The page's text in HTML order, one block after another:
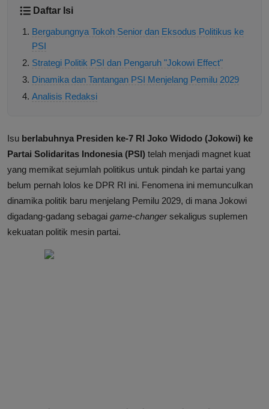
Daftar Isi
Bergabungnya Tokoh Senior dan Eksodus Politikus ke
PSI
Strategi Politik PSI dan Pengaruh "Jokowi Effect"
Dinamika dan Tantangan PSI Menjelang Pemilu 2029
Analisis Redaksi
Isu berlabuhnya Presiden ke-7 RI Joko Widodo (Jokowi) ke
Partai Solidaritas Indonesia (PSI) telah menjadi magnet kuat
yang memikat sejumlah politikus untuk pindah ke partai yang
belum pernah lolos ke DPR RI ini. Fenomena ini memunculkan
dinamika politik baru menjelang Pemilu 2029, di mana Jokowi
digadang-gadang sebagai game-changersekaligus suplemen
kekuatan politik mesin partai.